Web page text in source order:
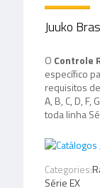
Juuko
O Controle
específico
requisitos
A, B, C, D,
toda linha
Categories:
Série EX